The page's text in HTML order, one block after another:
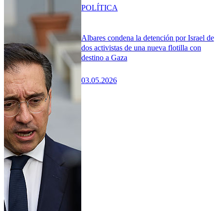
Albares condena la detención por Israel de
dos activistas de una nueva flotilla con
destino a Gaza
03.05.2026
POLÍTICA